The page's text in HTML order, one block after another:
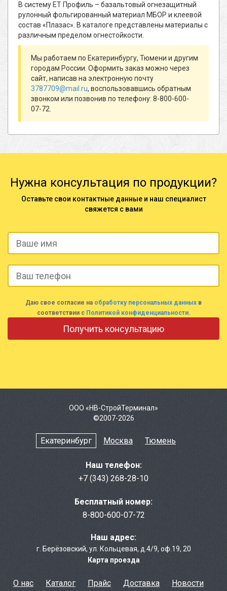
В систему ЕТ Профиль – базальтовый огнезащитный
рулонный фольгированный материал МБОР и клеевой
состав «Плазас». В каталоге представлены материалы с
различным пределом огнестойкости.
Мы работаем по Екатеринбургу, Тюмени и другим
городам России. Оформить заказ можно через
сайт, написав на электронную почту
3787709@mail.ru, воспользовавшись обратным
звонком или позвонив по телефону: 8-800-600-
07-72.
Нужна консультация по продукции?
Оставьте свои контактные данные и наш специалист
свяжется с вами
Даю свое согласие на обработку персональных данных в
соответствии с Политикой конфиденциальности.
ООО «НВ-СтройТерминал»
©2007-2026
Екатеринбург Москва Тюмень
Наш телефон:
+7 (343) 268-28-10
Бесплатный номер:
8-800-600-07-72
Наш адрес:
г. Берёзовcкий,ул. Кольцевая, д.4/9,оф.19, 20
Карта проезда
О нас Каталог Прайс Доставка Новости